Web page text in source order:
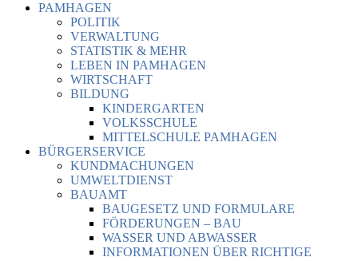
PAMHAGEN
POLITIK
VERWALTUNG
STATISTIK & MEHR
LEBEN IN PAMHAGEN
WIRTSCHAFT
BILDUNG
KINDERGARTEN
VOLKSSCHULE
MITTELSCHULE PAMHAGEN
BÜRGERSERVICE
KUNDMACHUNGEN
UMWELTDIENST
BAUAMT
BAUGESETZ UND FORMULARE
FÖRDERUNGEN – BAU
WASSER UND ABWASSER
INFORMATIONEN ÜBER RICHTIGE